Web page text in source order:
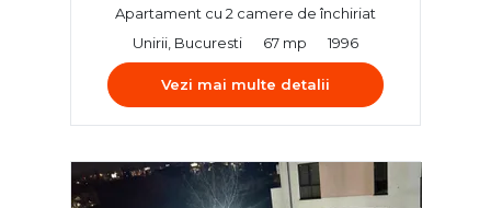
Apartament cu 2 camere de închiriat
Unirii, Bucuresti
67 mp 1996
Vezi mai multe detalii